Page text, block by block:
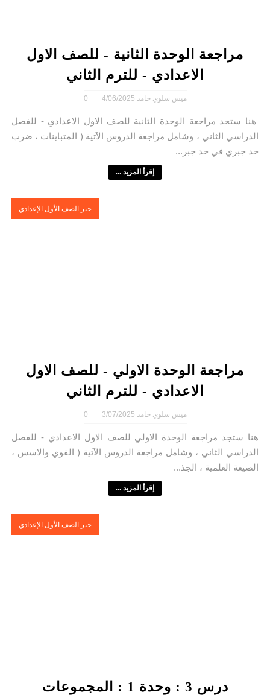
مراجعة الوحدة الثانية - للصف الاول
الاعدادي - للترم الثاني
ميس سلوي حامد 4/06/2025
0
هنا ستجد مراجعة الوحدة الثانية للصف الاول الاعدادي - للفصل
الدراسي الثاني ، وشامل مراجعة الدروس الآتية ( المتباينات ، ضرب
حد جبري في حد جبر...
إقرأ المزيد ...
جبر الصف الأول الإعدادي
مراجعة الوحدة الاولي - للصف الاول
الاعدادي - للترم الثاني
ميس سلوي حامد 3/07/2025
0
هنا ستجد مراجعة الوحدة الاولي للصف الاول الاعدادي - للفصل
الدراسي الثاني ، وشامل مراجعة الدروس الآتية ( القوي والاسس ،
الصيغة العلمية ، الجذ...
إقرأ المزيد ...
جبر الصف الأول الإعدادي
درس 3 : وحدة 1 : المجموعات